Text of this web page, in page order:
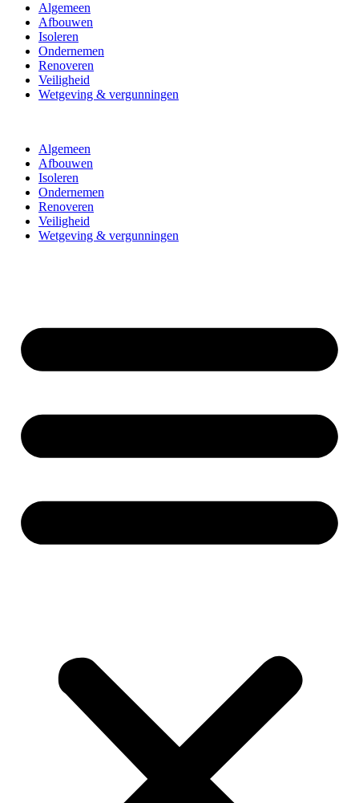
Algemeen
Afbouwen
Isoleren
Ondernemen
Renoveren
Veiligheid
Wetgeving & vergunningen
Algemeen
Afbouwen
Isoleren
Ondernemen
Renoveren
Veiligheid
Wetgeving & vergunningen